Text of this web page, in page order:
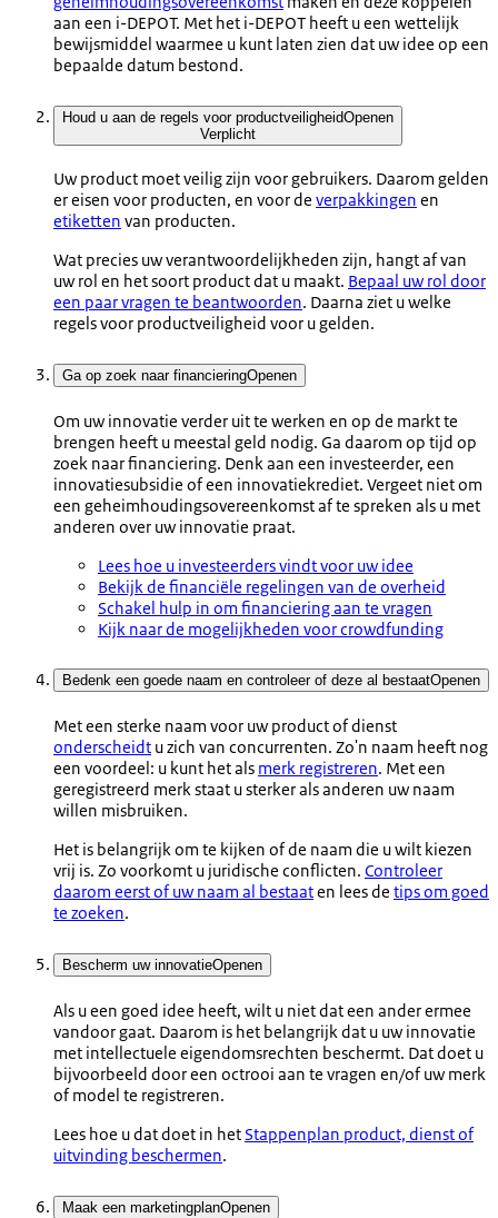
aan een i-DEPOT. Met het i-DEPOT heeft u een wettelijk
bewijsmiddel waarmee u kunt laten zien dat uw idee op een
bepaalde datum bestond.
Houd u aan de regels voor productveiligheidOpenen
Verplicht
Uw product moet veilig zijn voor gebruikers. Daarom gelden
er eisen voor producten, en voor de verpakkingen en
etiketten van producten.
Wat precies uw verantwoordelijkheden zijn, hangt af van
uw rol en het soort product dat u maakt. Bepaal uw rol door
een paar vragen te beantwoorden. Daarna ziet u welke
regels voor productveiligheid voor u gelden.
Ga op zoek naar financieringOpenen
Om uw innovatie verder uit te werken en op de markt te
brengen heeft u meestal geld nodig. Ga daarom op tijd op
zoek naar financiering. Denk aan een investeerder, een
innovatiesubsidie of een innovatiekrediet. Vergeet niet om
een geheimhoudingsovereenkomst af te spreken als u met
anderen over uw innovatie praat.
Lees hoe u investeerders vindt voor uw idee
Bekijk de financiële regelingen van de overheid
Schakel hulp in om financiering aan te vragen
Kijk naar de mogelijkheden voor crowdfunding
Bedenk een goede naam en controleer of deze al bestaatOpenen
Met een sterke naam voor uw product of dienst
onderscheidt u zich van concurrenten. Zo'n naam heeft nog
een voordeel: u kunt het als merk registreren. Met een
geregistreerd merk staat u sterker als anderen uw naam
willen misbruiken.
Het is belangrijk om te kijken of de naam die u wilt kiezen
vrij is. Zo voorkomt u juridische conflicten. Controleer
daarom eerst of uw naam al bestaaten lees de tips om goed
te zoeken.
Bescherm uw innovatieOpenen
Als u een goed idee heeft, wilt u niet dat een ander ermee
vandoor gaat. Daarom is het belangrijk dat u uw innovatie
met intellectuele eigendomsrechten beschermt. Dat doet u
bijvoorbeeld door een octrooi aan te vragen en/of uw merk
of model te registreren.
Lees hoe u dat doet in hetStappenplan product, dienst of
uitvinding beschermen.
Maak een marketingplanOpenen